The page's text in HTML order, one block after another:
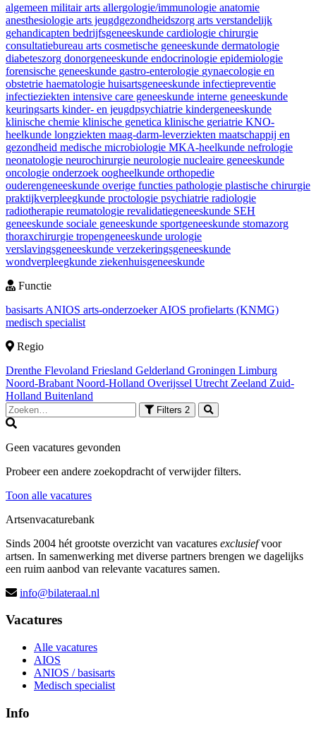
algemeen militair arts allergologie/immunologie anatomie
anesthesiologie arts jeugdgezondheidszorg arts verstandelijk
gehandicapten bedrijfsgeneeskunde cardiologie chirurgie
consultatiebureau arts cosmetische geneeskunde dermatologie
diabeteszorg donorgeneeskunde endocrinologie epidemiologie
forensische geneeskunde gastro-enterologie gynaecologie en
obstetrie haematologie huisartsgeneeskunde infectiepreventie
infectieziekten intensive care geneeskunde interne geneeskunde
keuringsarts kinder- en jeugdpsychiatrie kindergeneeskunde
klinische chemie klinische genetica klinische geriatrie KNO-
heelkunde longziekten maag-darm-leverziekten maatschappij en
gezondheid medische microbiologie MKA-heelkunde nefrologie
neonatologie neurochirurgie neurologie nucleaire geneeskunde
oncologie onderzoek oogheelkunde orthopedie
ouderengeneeskunde overige functies pathologie plastische chirurgie
praktijkverpleegkunde proctologie psychiatrie radiologie
radiotherapie reumatologie revalidatiegeneeskunde SEH
geneeskunde sociale geneeskunde sportgeneeskunde stomazorg
thoraxchirurgie tropengeneeskunde urologie
verslavingsgeneeskunde verzekeringsgeneeskunde
wondverpleegkunde ziekenhuisgeneeskunde
Functie
basisarts ANIOS arts-onderzoekerAIOS profielarts (KNMG)
medisch specialist
Regio
Drenthe Flevoland Friesland Gelderland Groningen Limburg
Noord-Brabant Noord-Holland Overijssel Utrecht Zeeland Zuid-
Holland Buitenland
Filters 2
Geen vacatures gevonden
Probeer een andere zoekopdracht of verwijder filters.
Toon alle vacatures
Artsenvacaturebank
Sinds 2004 hét grootste overzicht van vacatures exclusiefvoor
artsen. In samenwerking met diverse partners brengen we dagelijks
een ruim aanbod van relevante vacatures samen.
info@bilateraal.nl
Vacatures
Alle vacatures
AIOS
ANIOS / basisarts
Medisch specialist
Info